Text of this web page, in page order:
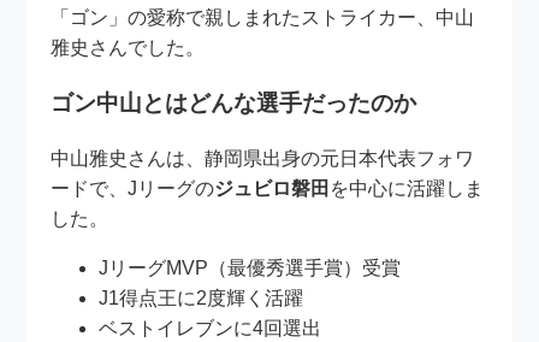
「ゴン」の愛称で親しまれたストライカー、中山
雅史さんでした。
ゴン中山とはどんな選手だったのか
中山雅史さんは、静岡県出身の元日本代表フォワ
ードで、Jリーグのジュビロ磐田 を中心に活躍しま
した。
JリーグMVP（最優秀選手賞）受賞
J1得点王に2度輝く活躍
ベストイレブンに4回選出